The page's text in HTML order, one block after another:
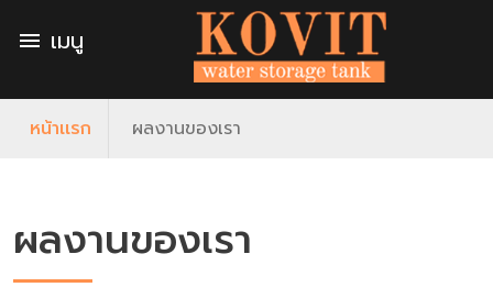
menu เมนู
หน้าเเรก ผลงานของเรา
ผลงานของเรา